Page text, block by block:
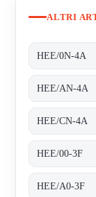
ALTRI
HEE/0N-4A
HEE/AN-4A
HEE/CN-4A
HEE/00-3F
HEE/A0-3F